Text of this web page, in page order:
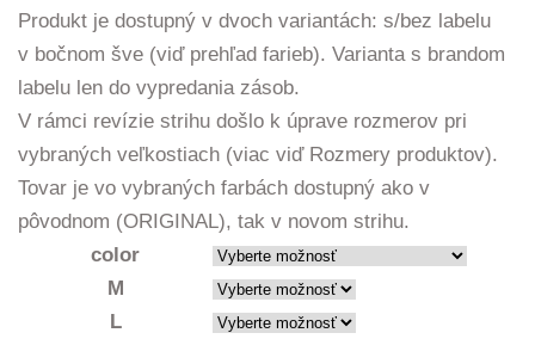
Produkt je dostupný v dvoch variantách: s/bez labelu
v bočnom šve (viď prehľad farieb). Varianta s brandom
labelu len do vypredania zásob.
V rámci revízie strihu došlo k úprave rozmerov pri
vybraných veľkostiach (viac viď Rozmery produktov).
Tovar je vo vybraných farbách dostupný ako v
pôvodnom (ORIGINAL), tak v novom strihu.
color
M
L